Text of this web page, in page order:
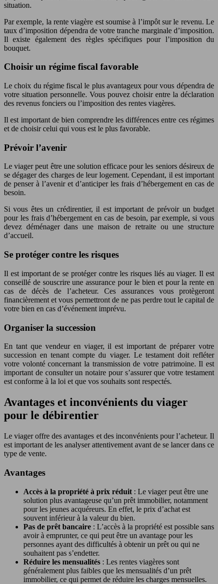
situation.
Par exemple, la rente viagère est soumise à l’impôt sur le revenu. Le
taux d’imposition dépendra de votre tranche marginale d’imposition.
Il existe également des règles spécifiques pour l’imposition du
bouquet.
Choisir un régime fiscal favorable
Le choix du régime fiscal le plus avantageux pour vous dépendra de
votre situation personnelle. Vous pouvez choisir entre la déclaration
des revenus fonciers ou l’imposition des rentes viagères.
Il est important de bien comprendre les différences entre ces régimes
et de choisir celui qui vous est le plus favorable.
Prévoir l’avenir
Le viager peut être une solution efficace pour les seniors désireux de
se dégager des charges de leur logement. Cependant, il est important
de penser à l’avenir et d’anticiper les frais d’hébergement en cas de
besoin.
Si vous êtes un crédirentier, il est important de prévoir un budget
pour les frais d’hébergement en cas de besoin, par exemple, si vous
devez déménager dans une maison de retraite ou une structure
d’accueil.
Se protéger contre les risques
Il est important de se protéger contre les risques liés au viager. Il est
conseillé de souscrire une assurance pour le bien et pour la rente en
cas de décès de l’acheteur. Ces assurances vous protègeront
financièrement et vous permettront de ne pas perdre tout le capital de
votre bien en cas d’événement imprévu.
Organiser la succession
En tant que vendeur en viager, il est important de préparer votre
succession en tenant compte du viager. Le testament doit refléter
votre volonté concernant la transmission de votre patrimoine. Il est
important de consulter un notaire pour s’assurer que votre testament
est conforme à la loi et que vos souhaits sont respectés.
Avantages et inconvénients du viager
pour le débirentier
Le viager offre des avantages et des inconvénients pour l’acheteur. Il
est important de les analyser attentivement avant de se lancer dans ce
type de vente.
Avantages
Accès à la propriété à prix réduit : Le viager peut être une
solution plus avantageuse qu’un prêt immobilier, notamment
pour les jeunes acquéreurs. En effet, le prix d’achat est
souvent inférieur à la valeur du bien.
Pas de prêt bancaire : L’accès à la propriété est possible sans
avoir à emprunter, ce qui peut être un avantage pour les
personnes ayant des difficultés à obtenir un prêt ou qui ne
souhaitent pas s’endetter.
Réduire les mensualités : Les rentes viagères sont
généralement plus faibles que les mensualités d’un prêt
immobilier, ce qui permet de réduire les charges mensuelles.